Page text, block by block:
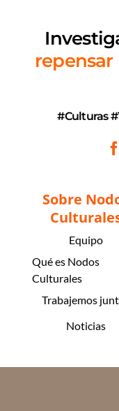
#Culturas
Sobre
Equipo
Qué es Nodos
Culturales
Trabajemos
Noticias